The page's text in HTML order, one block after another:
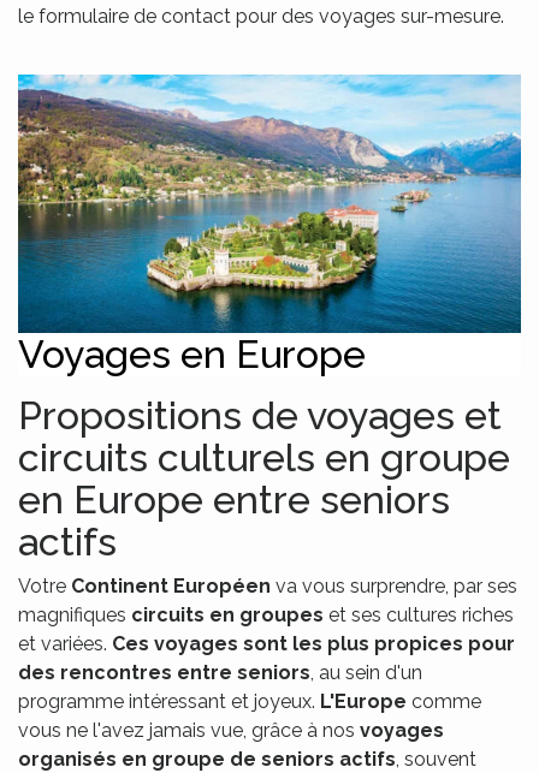
le formulaire de contact pour des voyages sur-mesure.
Voyages en Europe
Propositions de voyages et
circuits culturels en groupe
en Europe entre seniors
actifs
Votre Continent Européen va vous surprendre, par ses
magnifiques circuits en groupes et ses cultures riches
et variées. Ces voyages sont les plus propices pour
des rencontres entre seniors , au sein d'un
programme intéressant et joyeux. L'Europe comme
vous ne l'avez jamais vue, grâce à nos voyages
organisés en groupe de seniors actifs , souvent